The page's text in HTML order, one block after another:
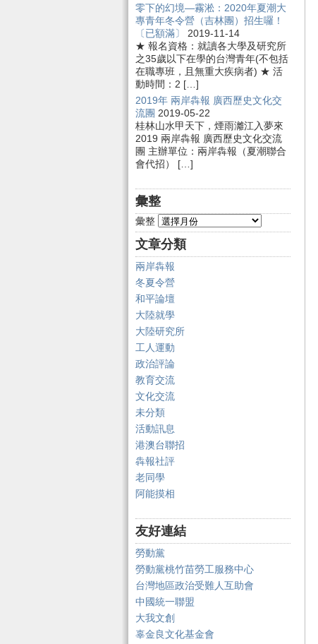
零下的幻境—霧淞：2020年夏潮大
專青年冬令營（吉林團）招生囉！
〔已額滿〕
2019-11-14
★ 報名資格：就讀各大學及研究所
之35歲以下在學的台灣青年(不包括
在職專班，且無重大疾病者) ★ 活
動時間：2 […]
2019年 兩岸犇報 廣西歷史文化交
流團 2019-05-22
桂林山水甲天下，煙雨灕江入夢來
2019 兩岸犇報 廣西歷史文化交流
團 主辦單位：兩岸犇報（夏潮聯合
會代招） […]
彙整
彙整
文章分類
兩岸犇報
冬夏令營
和平論壇
大陸就學
大陸研究所
工人運動
政治評論
教育交流
文化交流
未分類
活動訊息
港澳台聯招
犇報社評
老同學
阿能摸相
友好連結
勞動黨
勞動黨桃竹苗勞工服務中心
台灣地區政治受難人互助會
中國統一聯盟
大我文創
辜金良文化基金會